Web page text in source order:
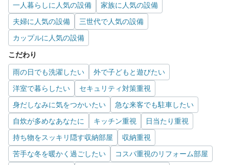
一人暮らしに人気の設備
家族に人気の設備
夫婦に人気の設備
三世代で人気の設備
カップルに人気の設備
こだわり
雨の日でも洗濯したい
外で子どもと遊びたい
洋室で暮らしたい
セキュリティ対策重視
身だしなみに気をつかいたい
急な来客でも駐車したい
自炊が多めなあなたに
キッチン重視
日当たり重視
持ち物をスッキリ隠す収納部屋
収納重視
苦手な冬を暖かく過ごしたい
コスパ重視のリフォーム部屋